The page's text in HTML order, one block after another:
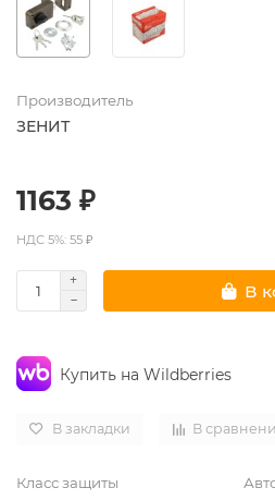
Производитель
ЗЕНИТ
1163 ₽
НДС 5%: 55 ₽
В
Купить на Wildberries
В закладки В
Класс защиты